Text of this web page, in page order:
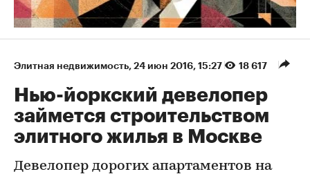
Элитная недвижимость 24 июн 2016, 15:27 18 617
Нью-йоркский девелопер
займется строительством
элитного жилья в Москве
Девелопер дорогих апартаментов на